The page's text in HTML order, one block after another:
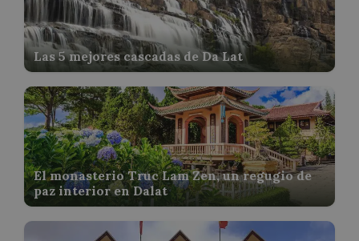
Las 5 mejores cascadas de Da Lat
El monasterio Truc Lam Zen, un regugio de
paz interior en Dalat